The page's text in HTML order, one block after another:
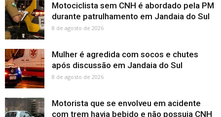
Motociclista sem CNH é abordado pela PM
durante patrulhamento em Jandaia do Sul
8 de agosto de 2026
Mulher é agredida com socos e chutes
após discussão em Jandaia do Sul
8 de agosto de 2026
Motorista que se envolveu em acidente
com trem havia bebido e não possuia CNH